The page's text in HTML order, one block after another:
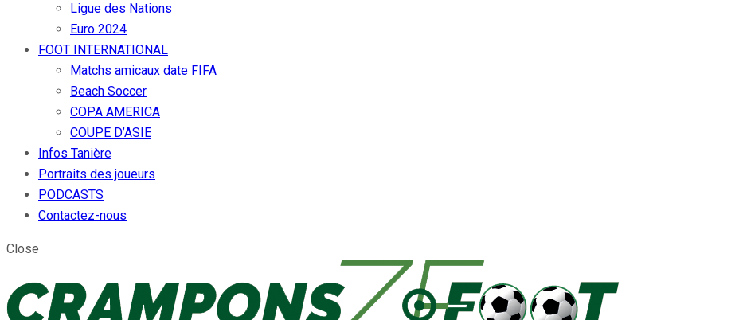
Ligue des Nations
Euro 2024
FOOT INTERNATIONAL
Matchs amicaux date FIFA
Beach Soccer
COPA AMERICA
COUPE D’ASIE
Infos Tanière
Portraits des joueurs
PODCASTS
Contactez-nous
Close